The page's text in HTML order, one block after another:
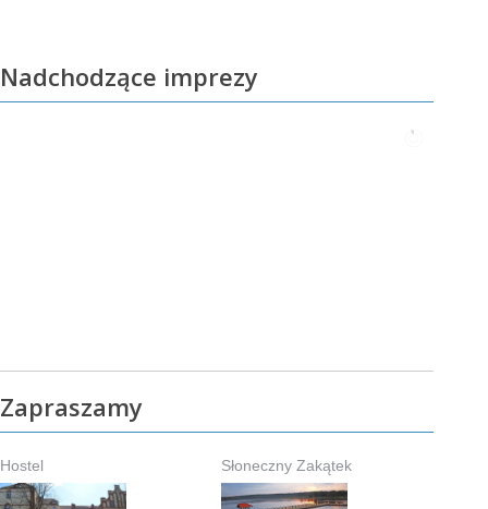
Nadchodzące imprezy
Zapraszamy
Hostel Słoneczny Zakątek